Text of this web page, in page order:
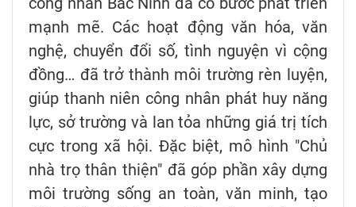
mạnh mẽ. Các hoạt động văn hóa, văn
nghệ, chuyển đổi số, tình nguyện vì cộng
đồng… đã trở thành môi trường rèn luyện,
giúp thanh niên công nhân phát huy năng
lực, sở trường và lan tỏa những giá trị tích
cực trong xã hội. Đặc biệt, mô hình "Chủ
nhà trọ thân thiện" đã góp phần xây dựng
môi trường sống an toàn, văn minh, tạo